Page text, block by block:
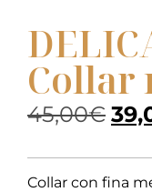
Collar
45,00€
Collar con fina